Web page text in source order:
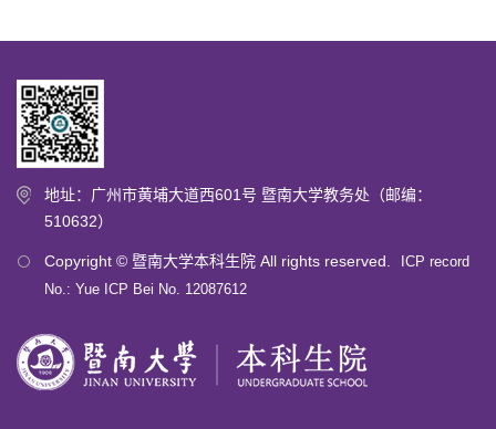
地址：广州市黄埔大道西601号 暨南大学教务处（邮编：
510632）
Copyright © 暨南大学本科生院 All rights reserved.
ICP record
No.: Yue ICP Bei No. 12087612